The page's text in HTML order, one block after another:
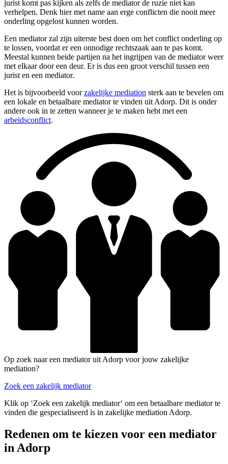
jurist komt pas kijken als zelfs de mediator de ruzie niet kan
verhelpen. Denk hier met name aan erge conflicten die nooit meer
onderling opgelost kunnen worden.
Een mediator zal zijn uiterste best doen om het conflict onderling op
te lossen, voordat er een onnodige rechtszaak aan te pas komt.
Meestal kunnen beide partijen na het ingrijpen van de mediator weer
met elkaar door een deur. Er is dus een groot verschil tussen een
jurist en een mediator.
Het is bijvoorbeeld voorzakelijke mediation sterk aan te bevelen om
een lokale en betaalbare mediator te vinden uit Adorp. Dit is onder
andere ook in te zetten wanneer je te maken hebt met een
arbeidsconflict.
Op zoek naar een mediator uit Adorp voor jouw zakelijke
mediation?
Zoek een zakelijk mediator
Klik op ‘Zoek een zakelijk mediator‘ om een betaalbare mediator te
vinden die gespecialiseerd is in zakelijke mediation Adorp.
Redenen om te kiezen voor een mediator
in Adorp